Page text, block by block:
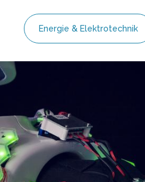
Energie & Elektrotechnik